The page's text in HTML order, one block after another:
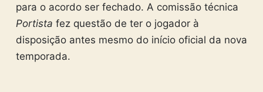
para o acordo ser fechado. A comissão técnica
Portista fez questão de ter o jogador à
disposição antes mesmo do início oficial da nova
temporada.